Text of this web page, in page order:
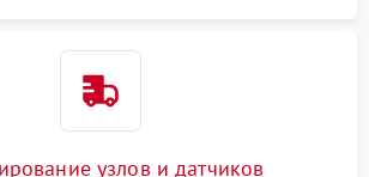
узлов и датчиков